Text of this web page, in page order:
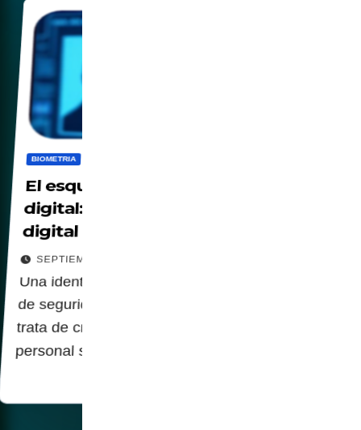
BIOMETRIA
El esquema de identificación
digital: un camino hacia el gulag
digital
SEPTIEMBRE 30, 2025
Una identificación digital obligatoria no se trata
de seguridad o eficiencia; se trata de control. Se
trata de crear una sociedad donde la libertad
personal sea sacrificada por la ilusión…